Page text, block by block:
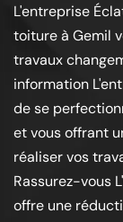
L'entreprise
toiture à Gemil
travaux
information
de se
et vous offrant
réaliser vos
Rassurez-vous
offre une